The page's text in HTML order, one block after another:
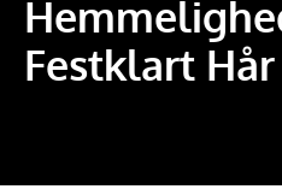
Festklart Hår